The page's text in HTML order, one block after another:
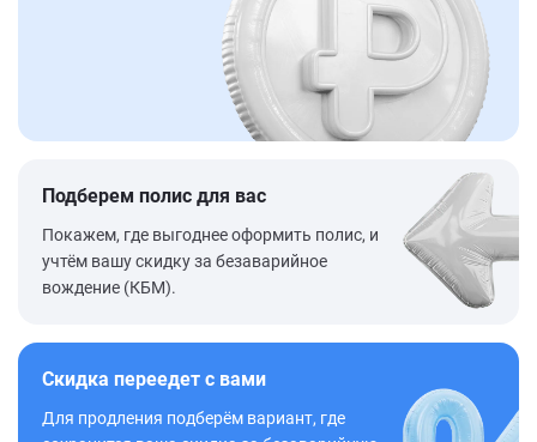
Подберем полис для вас
Покажем, где выгоднее оформить полис, и
учтём вашу скидку за безаварийное
вождение (КБМ).
Скидка переедет с вами
Для продления подберём вариант, где